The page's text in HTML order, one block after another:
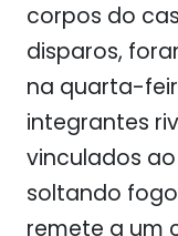
corpos do
disparos,
na quarta-
integrantes
vinculados
soltando
remete a um